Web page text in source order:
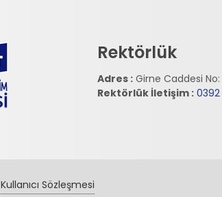
Rektörlük
Adres : Girne Caddesi
Rektörlük İletişim : 0392
Kullanıcı Sözleşmesi